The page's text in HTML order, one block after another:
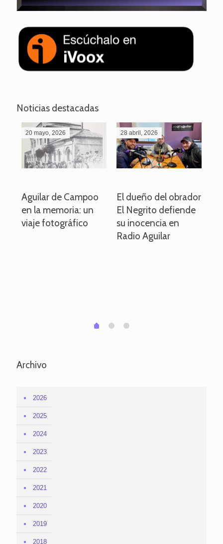
Noticias destacadas
20 mayo, 2026
Aguilar de Campoo
en la memoria: un
viaje fotográfico
28 abril, 2026
El dueño del obrador
El Negrito defiende
su inocencia en
Radio Aguilar
0 1 2
Archivo
2026
2025
2024
2023
2022
2021
2020
2019
2018